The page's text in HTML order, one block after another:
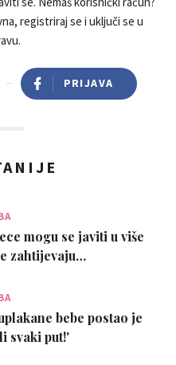
registriraj se i uključi se u
PRIJAVA
mogu se javiti u više
zahtijevaju…
bebe postao je
svaki put!'